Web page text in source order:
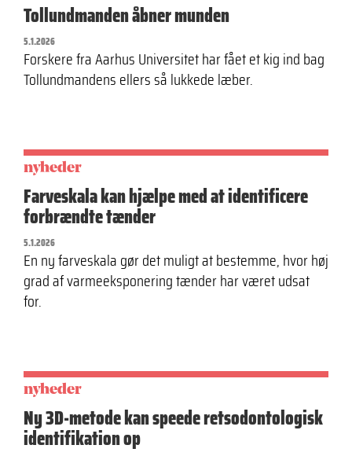
Tollundmanden åbner munden
5.1.2026
Forskere fra Aarhus Universitet har fået et kig ind bag
Tollundmandens ellers så lukkede læber.
nyheder
Farveskala kan hjælpe med at identificere
forbrændte tænder
5.1.2026
En ny farveskala gør det muligt at bestemme, hvor høj
grad af varmeeksponering tænder har været udsat
for.
nyheder
Ny 3D-metode kan speede retsodontologisk
identifikation op